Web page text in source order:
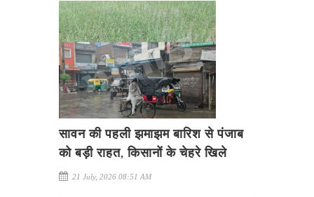
सावन की पहली झमाझम बारिश से पंजाब
को बड़ी राहत, किसानों के चेहरे खिले
21 July, 2026 08:51 AM